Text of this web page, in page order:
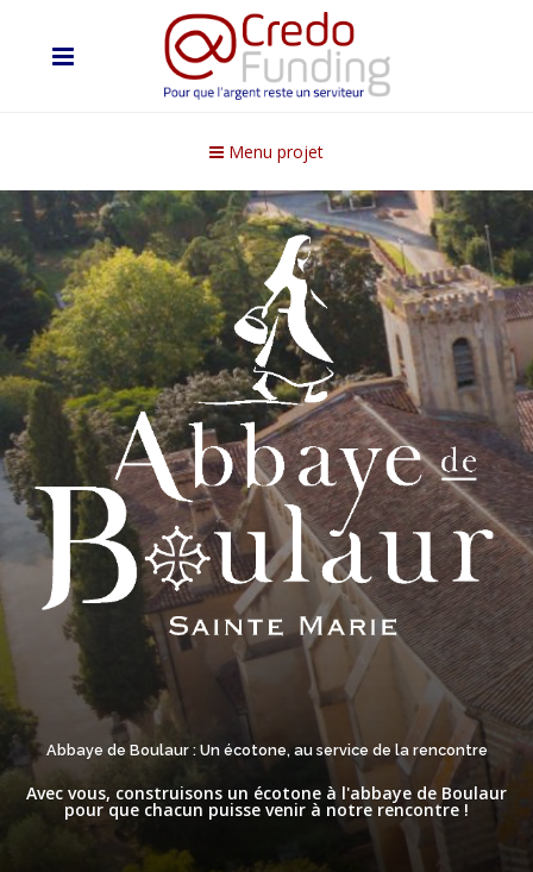
Menu projet
Abbaye de Boulaur : Un écotone, au service de la rencontre
Avec vous, construisons un écotone à l'abbaye de Boulaur
pour que chacun puisse venir à notre rencontre !